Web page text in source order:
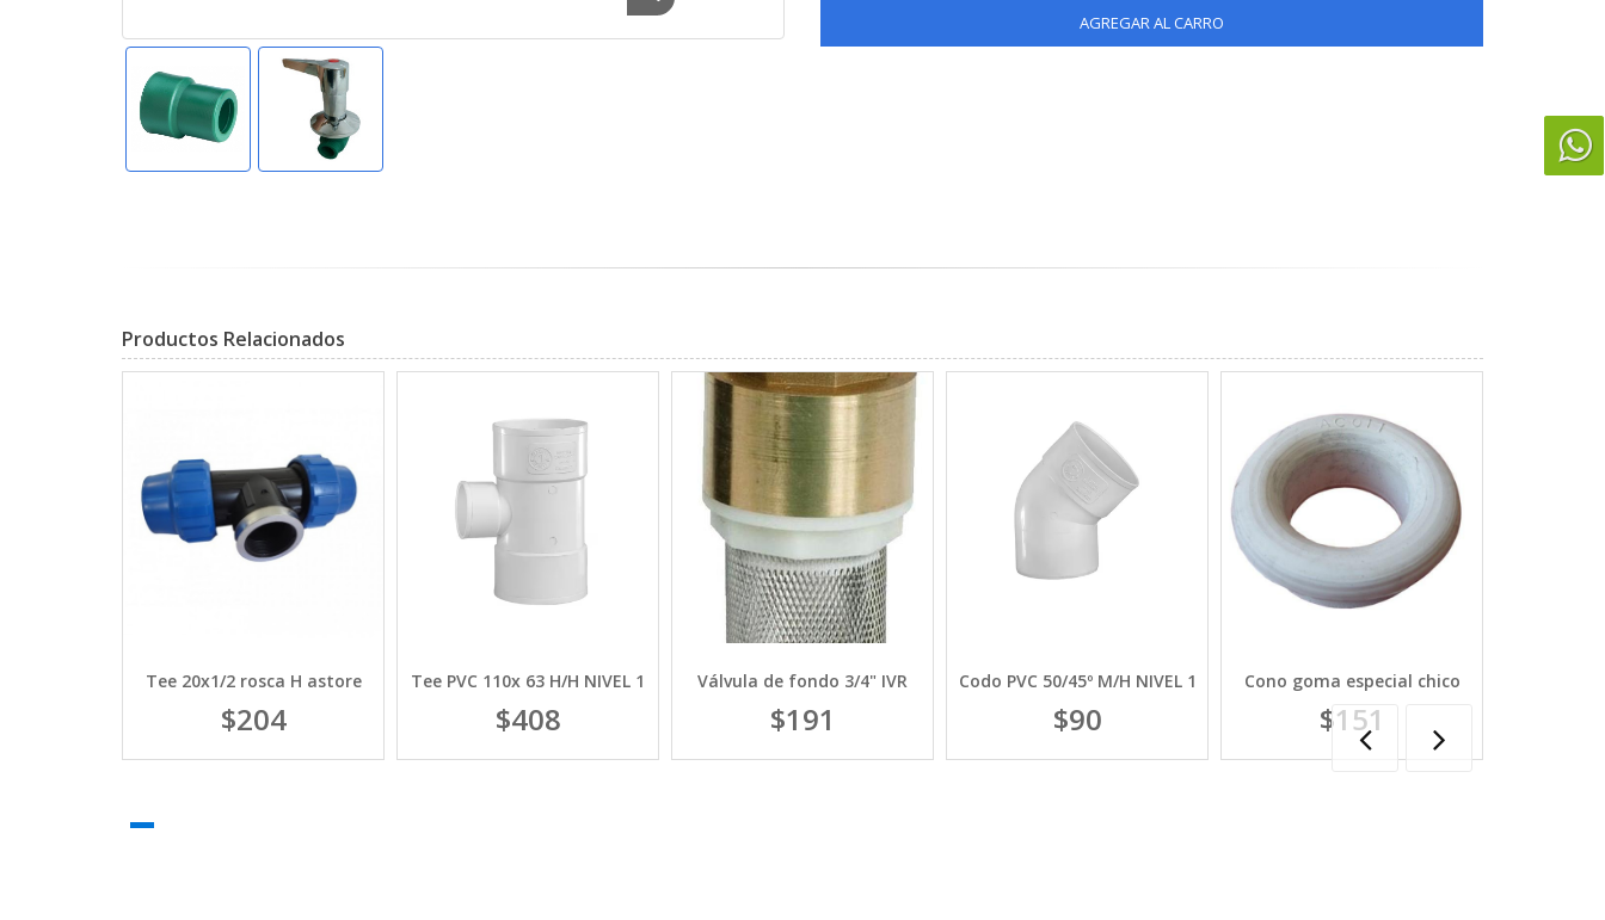
AGREGAR AL CARRO
Productos Relacionados
Tee 20x1/2 rosca H astore
$204
Tee PVC 110x 63 H/H NIVEL 1
$408
Válvula de fondo 3/4" IVR
$191
Codo PVC 50/45º M/H NIVEL 1
$90
Cono goma especial chico
$151